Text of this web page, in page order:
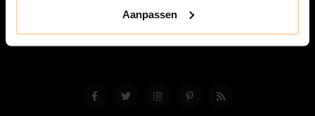
Aanpassen
06-57276080
info@bespanracket.nl